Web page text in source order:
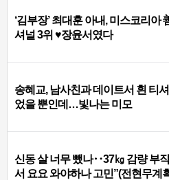
‘김부장’ 최대훈 아내, 미스코리아
셔널 3위 ♥장윤서였다
송혜교, 남사친과 데이트서 흰 티
었을 뿐인데…빛나는 미모
신동 살 너무 뺐나‥37㎏ 감량 부
서 요요 와야하나 고민”(전현무계